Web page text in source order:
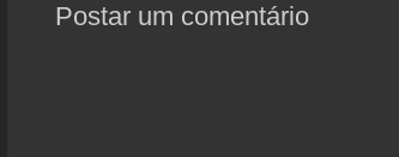
Postar um comentário